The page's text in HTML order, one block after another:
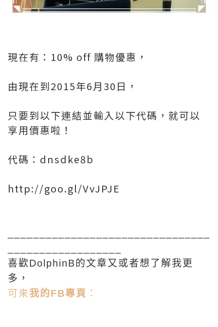
現在有：10% off 購物優惠，
由現在到2015年6月30日，
只要到以下連結並輸入以下代碼，就可以
享用價惠啦！
代碼：dnsdke8b
http://goo.gl/VvJPJE
喜歡DolphinB的文章又或者想了解我更
多，
可來我的FB專頁 ：